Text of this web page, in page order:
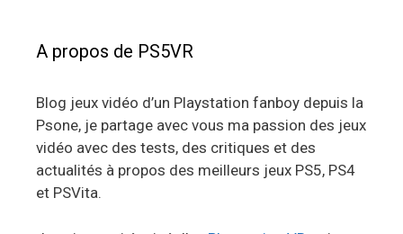
A propos de PS5VR
Blog jeux vidéo d’un Playstation fanboy depuis la
Psone, je partage avec vous ma passion des jeux
vidéo avec des tests, des critiques et des
actualités à propos des meilleurs jeux PS5, PS4
et PSVita.